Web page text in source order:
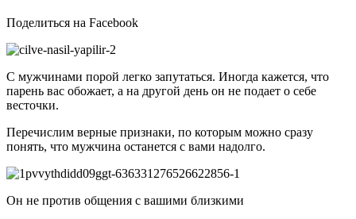
Поделиться на Facebook
С мужчинами порой легко запутаться. Иногда кажется, что
парень вас обожает, а на другой день он не подает о себе
весточки.
Перечислим верные признаки, по которым можно сразу
понять, что мужчина останется с вами надолго.
Он не против общения с вашими близкими